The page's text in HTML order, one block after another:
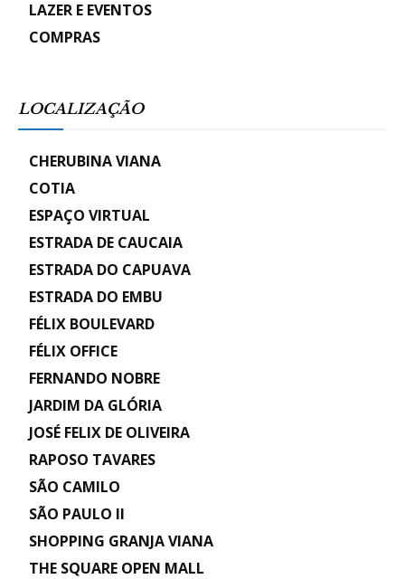
LAZER E EVENTOS
COMPRAS
LOCALIZAÇÃO
CHERUBINA VIANA
COTIA
ESPAÇO VIRTUAL
ESTRADA DE CAUCAIA
ESTRADA DO CAPUAVA
ESTRADA DO EMBU
FÉLIX BOULEVARD
FÉLIX OFFICE
FERNANDO NOBRE
JARDIM DA GLÓRIA
JOSÉ FELIX DE OLIVEIRA
RAPOSO TAVARES
SÃO CAMILO
SÃO PAULO II
SHOPPING GRANJA VIANA
THE SQUARE OPEN MALL